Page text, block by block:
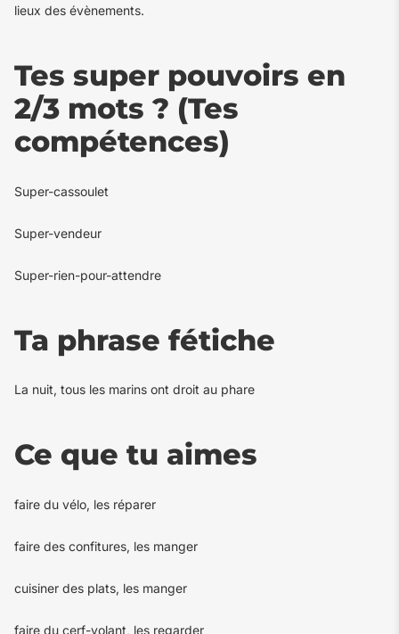
lieux des évènements.
Tes super pouvoirs en
2/3 mots ? (Tes
compétences)
Super-cassoulet
Super-vendeur
Super-rien-pour-attendre
Ta phrase fétiche
La nuit, tous les marins ont droit au phare
Ce que tu aimes
faire du vélo, les réparer
faire des confitures, les manger
cuisiner des plats, les manger
faire du cerf-volant, les regarder